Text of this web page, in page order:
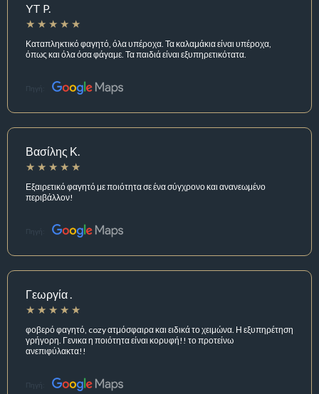
YT P.
Καταπληκτικό φαγητό, όλα υπέροχα. Τα καλαμάκια είναι υπέροχα,
όπως και όλα όσα φάγαμε. Τα παιδιά είναι εξυπηρετικότατα.
Πηγή:
Βασίλης Κ.
Εξαιρετικό φαγητό με ποιότητα σε ένα σύγχρονο και ανανεωμένο
περιβάλλον!
Πηγή:
Γεωργία .
φοβερό φαγητό, cozy ατμόσφαιρα και ειδικά το χειμώνα. Η εξυπηρέτηση
γρήγορη. Γενικα η ποιότητα είναι κορυφή!! το προτείνω
ανεπιφύλακτα!!
Πηγή: